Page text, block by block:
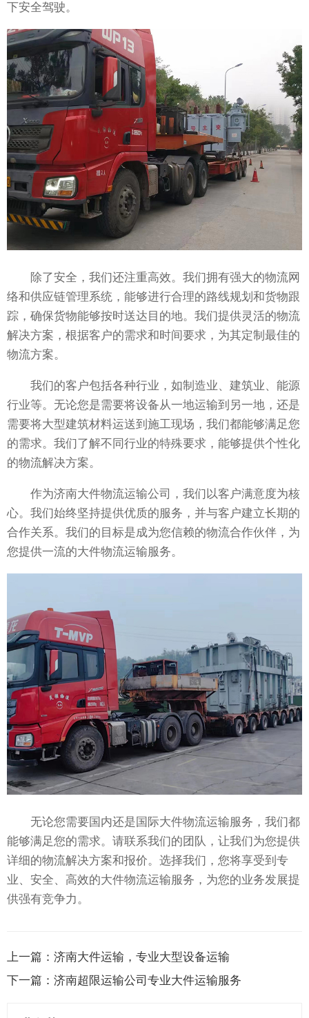
下安全驾驶。
除了安全，我们还注重高效。我们拥有强大的物流网
络和供应链管理系统，能够进行合理的路线规划和货物跟
踪，确保货物能够按时送达目的地。我们提供灵活的物流
解决方案，根据客户的需求和时间要求，为其定制最佳的
物流方案。
我们的客户包括各种行业，如制造业、建筑业、能源
行业等。无论您是需要将设备从一地运输到另一地，还是
需要将大型建筑材料运送到施工现场，我们都能够满足您
的需求。我们了解不同行业的特殊要求，能够提供个性化
的物流解决方案。
作为济南大件物流运输公司，我们以客户满意度为核
心。我们始终坚持提供优质的服务，并与客户建立长期的
合作关系。我们的目标是成为您信赖的物流合作伙伴，为
您提供一流的大件物流运输服务。
无论您需要国内还是国际大件物流运输服务，我们都
能够满足您的需求。请联系我们的团队，让我们为您提供
详细的物流解决方案和报价。选择我们，您将享受到专
业、安全、高效的大件物流运输服务，为您的业务发展提
供强有竞争力。
上一篇： 济南大件运输，专业大型设备运输
下一篇： 济南超限运输公司专业大件运输服务